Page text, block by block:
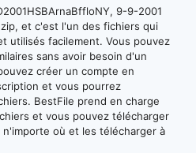
9-9-2001
et c'est l'un des fichiers qui
utilisés facilement. Vous pouvez
sans avoir besoin d'un
créer un compte en
et vous pourrez
BestFile prend en charge
et vous pouvez télécharger
où et les télécharger à